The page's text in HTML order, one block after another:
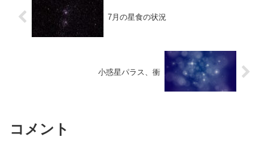
7月の星食の状況
小惑星パラス、衝
コメント